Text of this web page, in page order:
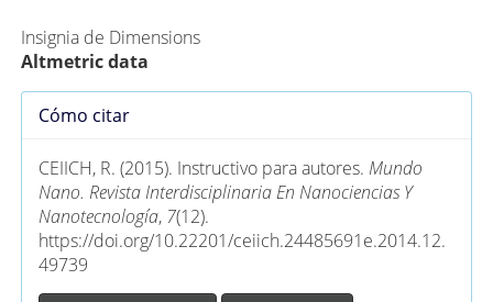
Insignia de Dimensions
Altmetric data
Detalles
artículo
Cómo citar
CEIICH, R. (2015). Instructivo para autores. Mundo
Nano. Revista Interdisciplinaria En Nanociencias Y
Nanotecnología, 7(12).
https://doi.org/10.22201/ceiich.24485691e.2014.12.
49739